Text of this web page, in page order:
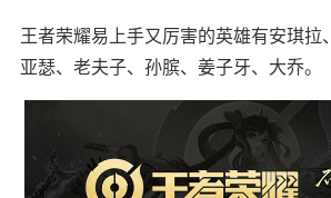
王者荣耀易上手又厉害的英雄有安琪拉
亚瑟、老夫子、孙膑、姜子牙、大乔。